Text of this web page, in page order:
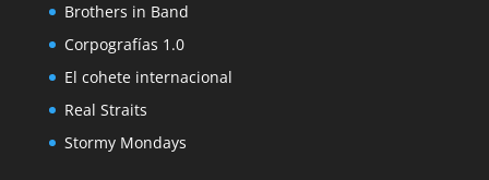
Brothers in Band
Corpografías 1.0
El cohete internacional
Real Straits
Stormy Mondays